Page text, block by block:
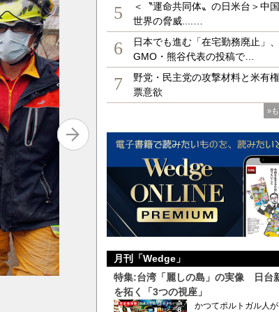
Varunyu/iStock
5
＜〝運命共同体〟の日米台＞中
世界の脅威....…
6
日本でも進む「在宅勤務廃止」、
GMO・熊谷代表の投稿で…
7
野党・民主党の攻撃材料と米有
票意欲
»
月刊「Wedge」
特集:台湾「麗しの島」の実像 日台
を拓く「3つの視座」
かつてポルトガル人